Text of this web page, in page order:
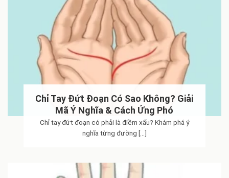
Chỉ Tay Đứt Đoạn Có Sao Không? Giải
Mã Ý Nghĩa & Cách Ứng Phó
Chỉ tay đứt đoạn có phải là điềm xấu? Khám phá ý
nghĩa từng đường [...]